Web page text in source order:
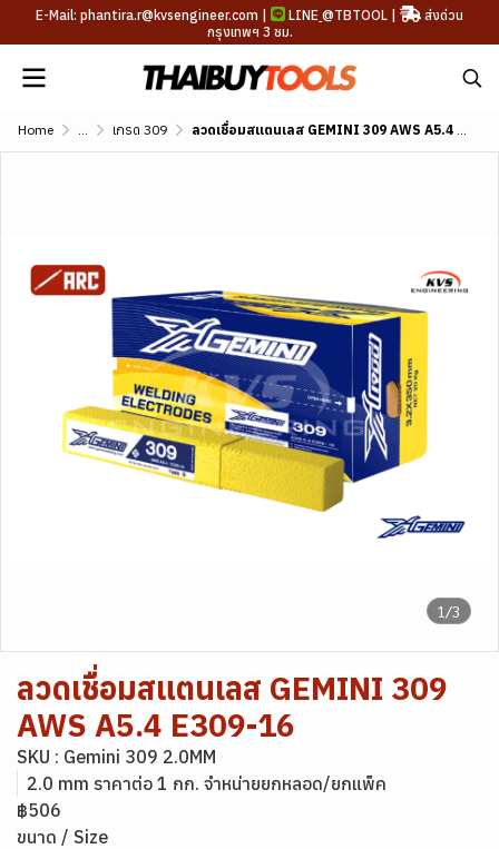
E-Mail: phantira.r@kvsengineer.com | LINE @TBTOOL |
ส่งด่วน
กรุงเทพฯ 3 ชม.
Home ... เกรด 309 ลวดเชื่อมสแตนเลส GEMINI 309 AWS A5.4 E309-16
1/3
ลวดเชื่อมสแตนเลส GEMINI 309
AWS A5.4 E309-16
SKU : Gemini 309 2.0MM
2.0 mm ราคาต่อ 1 กก. จำหน่ายยกหลอด/ยกแพ็ค
฿506
ขนาด / Size